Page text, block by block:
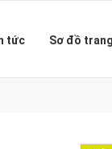
tức Sơ đồ